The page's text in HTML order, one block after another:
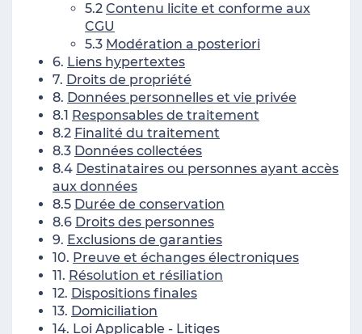
5.2 Contenu licite et conforme aux
CGU
5.3 Modération a posteriori
6. Liens hypertextes
7. Droits de propriété
8. Données personnelles et vie privée
8.1 Responsables de traitement
8.2 Finalité du traitement
8.3 Données collectées
8.4 Destinataires ou personnes ayant accès
aux données
8.5 Durée de conservation
8.6 Droits des personnes
9. Exclusions de garanties
10. Preuve et échanges électroniques
11. Résolution et résiliation
12. Dispositions finales
13. Domiciliation
14. Loi Applicable - Litiges